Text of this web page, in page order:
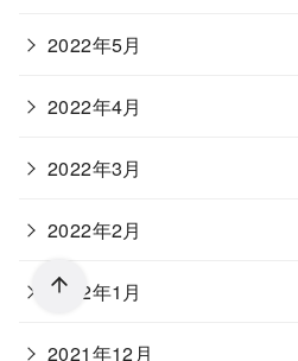
2022年5月
2022年4月
2022年3月
2022年2月
2022年1月
2021年12月